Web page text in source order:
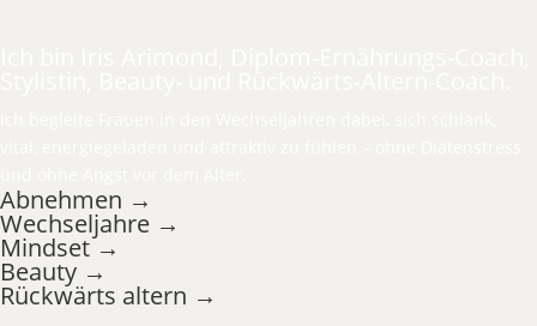
Abnehmen →
Wechseljahre →
Mindset →
Beauty →
Rückwärts altern →